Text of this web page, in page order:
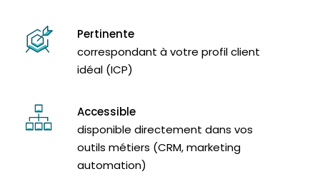
Pertinente
correspondant à votre profil client
idéal (ICP)
Accessible
disponible directement dans vos
outils métiers (CRM, marketing
automation)